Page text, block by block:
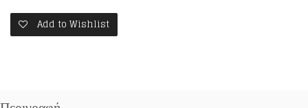
6
ποσότηταAdd to Wishlist